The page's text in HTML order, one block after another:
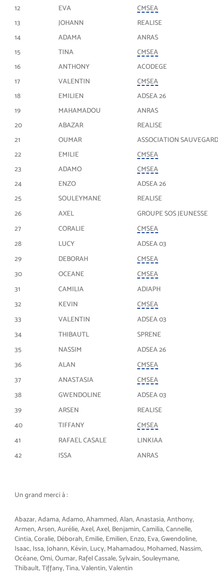
12
EVA
CMSEA
13
JOHANN
REALISE
14
ADAMA
ANRAS
15
TINA
CMSEA
16
ANTHONY
ACODEGE
17
VALENTIN
CMSEA
18
EMILIEN
ADSEA 26
19
MAHAMADOU
ANRAS
20
ABAZAR
REALISE
21
OUMAR
ASSOCIATION
22
EMILIE
CMSEA
23
ADAMO
CMSEA
24
ENZO
ADSEA 26
25
SOULEYMANE
REALISE
26
AXEL
GROUPE SOS JEUNESSE
27
CORALIE
CMSEA
28
LUCY
ADSEA 03
29
DEBORAH
CMSEA
30
OCEANE
CMSEA
31
CAMILIA
ADIAPH
32
KEVIN
CMSEA
33
VALENTIN
ADSEA 03
34
THIBAUTL
SPRENE
35
NASSIM
ADSEA 26
36
ALAN
CMSEA
37
ANASTASIA
CMSEA
38
GWENDOLINE
ADSEA 03
39
ARSEN
REALISE
40
TIFFANY
CMSEA
41
RAFAEL CASALE
LINKIAA
42
ISSA ANRAS
Un grand merci à :
Abazar, Adama, Adamo, Ahammed, Alan, Anastasia, Anthony,
Armen, Arsen, Aurélie, Axel, Axel, Benjamin, Camilia, Cannelle,
Cintia, Coralie, Déborah, Emilie, Emilien, Enzo, Eva, Gwendoline,
Isaac, Issa, Johann, Kévin, Lucy, Mahamadou, Mohamed, Nassim,
Océane, Omi, Oumar, Rafel Cassale, Sylvain, Souleymane,
Thibault, Tiffany, Tina, Valentin, Valentin